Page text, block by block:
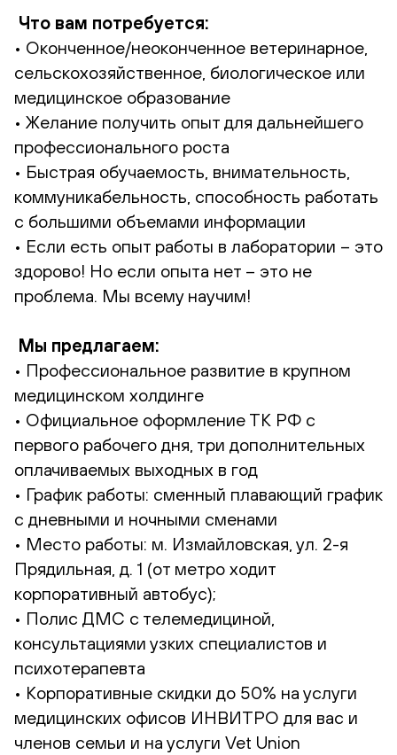
Что вам потребуется:
• Оконченное/неоконченное ветеринарное,
сельскохозяйственное, биологическое или
медицинское образование
• Желание получить опыт для дальнейшего
профессионального роста
• Быстрая обучаемость, внимательность,
коммуникабельность, способность работать
с большими объемами информации
• Если есть опыт работы в лаборатории – это
здорово! Но если опыта нет – это не
проблема. Мы всему научим!
Мы предлагаем:
• Профессиональное развитие в крупном
медицинском холдинге
• Официальное оформление ТК РФ с
первого рабочего дня, три дополнительных
оплачиваемых выходных в год
• График работы: сменный плавающий график
с дневными и ночными сменами
• Место работы: м. Измайловская, ул. 2-я
Прядильная, д. 1 (от метро ходит
корпоративный автобус);
• Полис ДМС с телемедициной,
консультациями узких специалистов и
психотерапевта
• Корпоративные скидки до 50% на услуги
медицинских офисов ИНВИТРО для вас и
членов семьи и на услуги Vet Union